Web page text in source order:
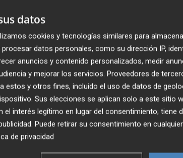
ante Osasuna (1-3).
en el Levante, pero si pierde el domingo
del inicio de la temporada 2014-15,
jornadas.
0-5 ante el Real Madrid en su estadio y
su segunda etapa en el club
más a Lucas Alcaraz, que tras un mal
datos
cookies y tecnologías similares para
datos personales, como su dirección IP,
anuncios y contenido personalizados, medir
y mejorar los servicios. Proveedores de
estos y otros fines, incluido el uso de datos de
Sus elecciones se aplican solo a este sitio
el interés legítimo en lugar del consentimiento; tiene
. Puede retirar su consentimiento en
de privacidad